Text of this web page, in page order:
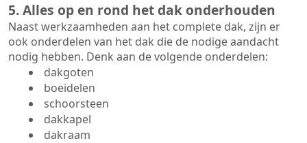
5. Alles op en rond het dak onderhouden
Naast werkzaamheden aan het complete dak, zijn er
ook onderdelen van het dak die de nodige aandacht
nodig hebben. Denk aan de volgende onderdelen:
dakgoten
boeidelen
schoorsteen
dakkapel
dakraam